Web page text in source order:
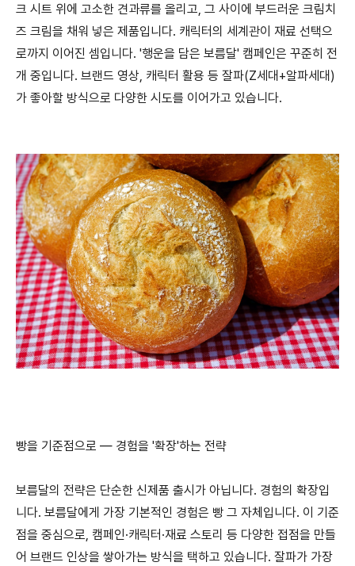
크 시트 위에 고소한 견과류를 올리고, 그 사이에 부드러운 크림치
즈 크림을 채워 넣은 제품입니다. 캐릭터의 세계관이 재료 선택으
로까지 이어진 셈입니다. '행운을 담은 보름달' 캠페인은 꾸준히 전
개 중입니다. 브랜드 영상, 캐릭터 활용 등 잘파(Z세대+알파세대)
가 좋아할 방식으로 다양한 시도를 이어가고 있습니다.
빵을 기준점으로 — 경험을 '확장'하는 전략
보름달의 전략은 단순한 신제품 출시가 아닙니다. 경험의 확장입
니다. 보름달에게 가장 기본적인 경험은 빵 그 자체입니다. 이 기준
점을 중심으로, 캠페인·캐릭터·재료 스토리 등 다양한 접점을 만들
어 브랜드 인상을 쌓아가는 방식을 택하고 있습니다. 잘파가 가장